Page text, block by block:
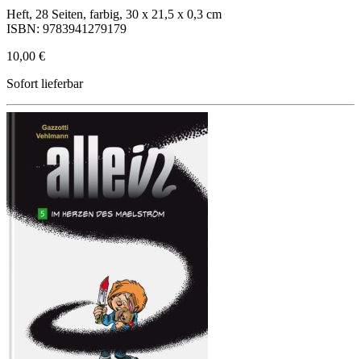
Heft, 28 Seiten, farbig, 30 x 21,5 x 0,3 cm
ISBN: 9783941279179
10,00 €
Sofort lieferbar